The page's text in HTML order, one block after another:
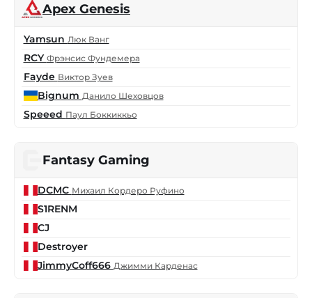
Apex Genesis
Yamsun Люк Ванг
RCY Фрэнсис Фундемера
Fayde Виктор Зуев
Bignum Данило Шеховцов
Speeed Паул Боккиккьо
Fantasy Gaming
DCMC Михаил Кордеро Руфино
S1RENM
CJ
Destroyer
JimmyCoff666 Джимми Карденас